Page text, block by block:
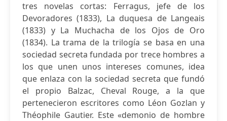
tres novelas cortas: Ferragus, jefe de los
Devoradores (1833), La duquesa de Langeais
(1833) y La Muchacha de los Ojos de Oro
(1834). La trama de la trilogía se basa en una
sociedad secreta fundada por trece hombres a
los que unen unos intereses comunes, idea
que enlaza con la sociedad secreta que fundó
el propio Balzac, Cheval Rouge, a la que
pertenecieron escritores como Léon Gozlan y
Théophile Gautier. Este «demonio de hombre